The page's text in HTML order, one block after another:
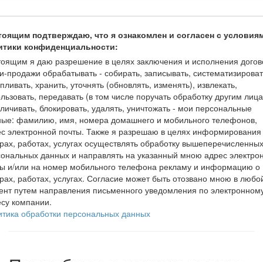
подтверждаю, что я ознакомлен и согласен с
конфиденциальности:
я даю разрешение в целях заключения и исполнения
продажи обрабатывать - собирать, записывать,
хранить, уточнять (обновлять, изменять), извлекать,
передавать (в том числе поручать обработку другим
блокировать, удалять, уничтожать - мои персональные
фамилию, имя, номера домашнего и мобильного телефонов,
электронной почты. Также я разрешаю в целях
работах, услугах осуществлять обработку вышеперечисленных
данных и направлять на указанный мною адрес
и/или на номер мобильного телефона рекламу и информацию о
работах, услугах. Согласие может быть отозвано мною в
путем направления письменного уведомления по
компании.
обработки персональных данных